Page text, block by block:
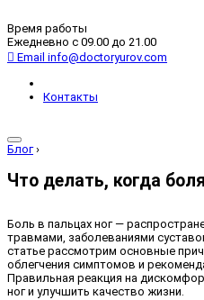
Время работы
Ежедневно с 09.00 до 21.00
Email info@doctoryurov.com
Контакты
Блог ›
Что делать, когда
Боль в пальцах ног —
травмами, заболеваниями
статье рассмотрим основные
облегчения симптомов и
Правильная реакция на
ног и улучшить качество жизни.